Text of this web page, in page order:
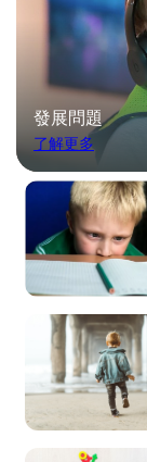
發展問題
了解更多